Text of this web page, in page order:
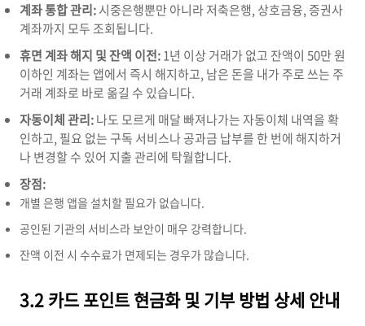
계좌 통합 관리:시중은행뿐만 아니라 저축은행, 상호금융, 증권사
계좌까지 모두 조회됩니다.
휴면 계좌 해지 및 잔액 이전:1년 이상 거래가 없고 잔액이 50만 원
이하인 계좌는 앱에서 즉시 해지하고, 남은 돈을 내가 주로 쓰는 주
거래 계좌로 바로 옮길 수 있습니다.
자동이체 관리:나도 모르게 매달 빠져나가는 자동이체 내역을 확
인하고, 필요 없는 구독 서비스나 공과금 납부를 한 번에 해지하거
나 변경할 수 있어 지출 관리에 탁월합니다.
장점:
개별 은행 앱을 설치할 필요가 없습니다.
공인된 기관의 서비스라 보안이 매우 강력합니다.
잔액 이전 시 수수료가 면제되는 경우가 많습니다.
3.2 카드 포인트 현금화 및 기부 방법 상세 안내